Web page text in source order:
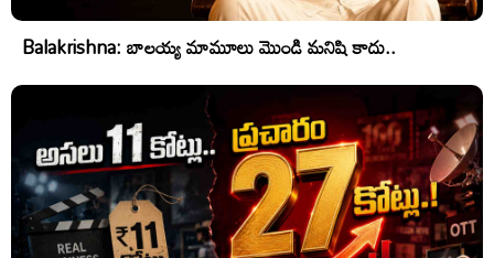
Balakrishna: బాలయ్య మామూలు మొండి మనిషి కాదు..